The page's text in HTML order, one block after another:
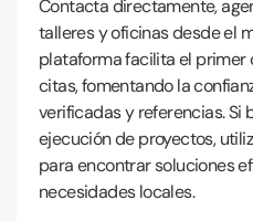
Contacta directamente,
talleres y oficinas desde el
plataforma facilita el
citas, fomentando la
verificadas y referencias. Si
ejecución de proyectos,
para encontrar soluciones
necesidades locales.